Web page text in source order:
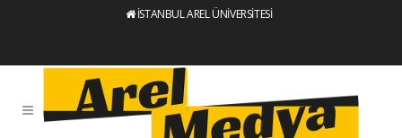
İSTANBUL AREL ÜNİVERSİTESİ